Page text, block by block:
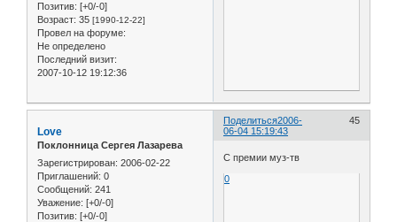
Позитив: [+0/-0]
Возраст: 35 [1990-12-22]
Провел на форуме:
Не определено
Последний визит:
2007-10-12 19:12:36
Поделиться 45
2006-
06-04 15:19:43
Love
Поклонница Сергея Лазарева
Зарегистрирован: 2006-02-22
Приглашений: 0
Сообщений: 241
Уважение: [+0/-0]
Позитив: [+0/-0]
С премии муз-тв
0